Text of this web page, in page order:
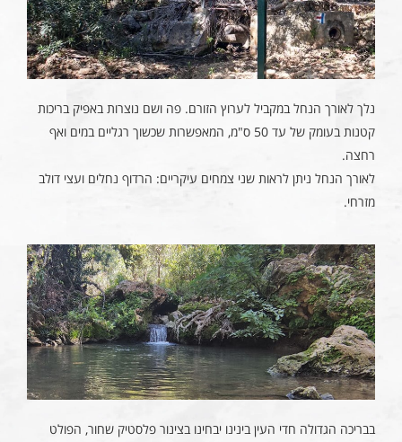
נלך לאורך הנחל במקביל לערוץ הזורם. פה ושם נוצרות באפיק בריכות
קטנות בעומק של עד 50 ס"מ, המאפשרות שכשוך רגליים במים ואף
רחצה.
לאורך הנחל ניתן לראות שני צמחים עיקריים: הרדוף נחלים ועצי דולב
מזרחי.
בבריכה הגדולה חדי העין בינינו יבחינו בצינור פלסטיק שחור, הפולט